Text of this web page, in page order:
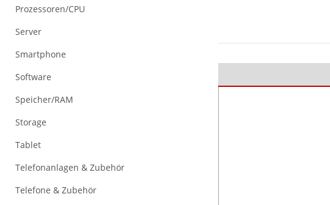
Prozessoren/CPU
Server
Smartphone
Software
Speicher/RAM
Storage
Tablet
Telefonanlagen & Zubehör
Telefone & Zubehör